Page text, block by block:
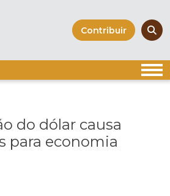
Contribuir
do dólar causa
para economia